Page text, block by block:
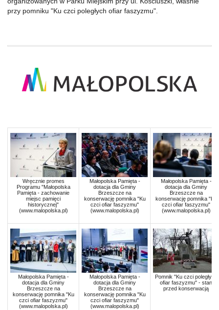
przy pomniku "Ku czci poległych ofiar faszyzmu".
Wręcznie promes
Programu "Małopolska
Pamięta - zachowanie
miejsc pamięci
historycznej"
(www.malopolska.pl)
Małopolska Pamięta -
dotacja dla Gminy
Brzeszcze na
konserwację pomnika "Ku
czci ofiar faszyzmu"
(www.malopolska.pl)
Małopolska Pamięta -
dotacja dla Gminy
Brzeszcze na
konserwację pomnika "Ku
czci ofiar faszyzmu"
(www.malopolska.pl)
Małopolska Pamięta -
dotacja dla Gminy
Brzeszcze na
konserwację pomnika "Ku
czci ofiar faszyzmu"
(www.malopolska.pl)
Małopolska Pamięta -
dotacja dla Gminy
Brzeszcze na
konserwację pomnika "Ku
czci ofiar faszyzmu"
(www.malopolska.pl)
Pomnik "Ku czci poległych
ofiar faszyzmu" - stan
przed konserwacją